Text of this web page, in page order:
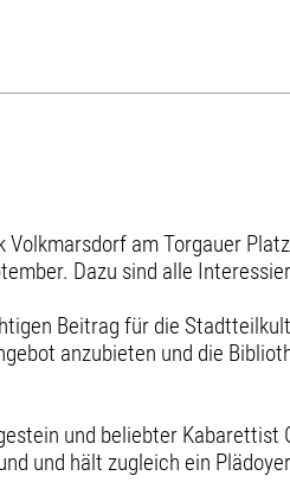
am Torgauer
Dazu sind alle
Beitrag für die
anzubieten und die
und beliebter Kabarettist
und hält zugleich ein